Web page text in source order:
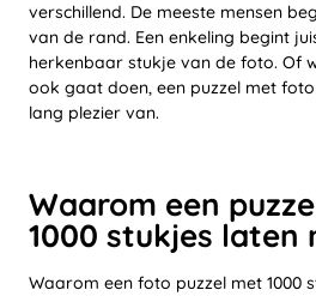
verschillend. De meeste mensen
van de rand. Een enkeling begint
herkenbaar stukje van de foto. Of
ook gaat doen, een puzzel met
lang plezier van.
Waarom een
1000 stukjes laten
Waarom een foto puzzel met 1000